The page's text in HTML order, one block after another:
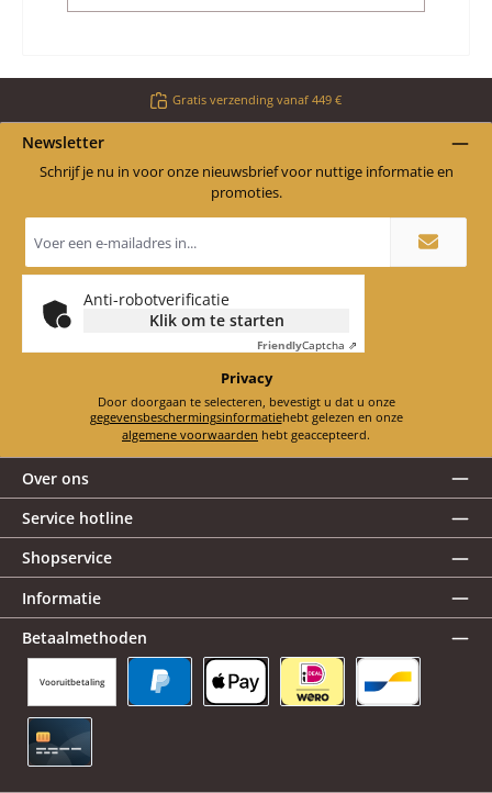
Gratis verzending vanaf 449 €
Newsletter
Schrijf je nu in voor onze nieuwsbrief voor nuttige informatie en
promoties.
mailadres
*
Anti-robotverificatie
Klik om te starten
FriendlyCaptcha ⇗
Privacy
Door doorgaan te selecteren, bevestigt u dat u onze
gegevensbeschermingsinformatie
hebt gelezen en onze
algemene voorwaarden hebt geaccepteerd.
Over ons
Service hotline
Shopservice
Informatie
Betaalmethoden
Vooruitbetaling